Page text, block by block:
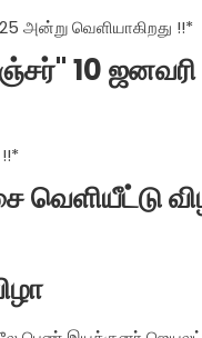
10
வெளியீட்டு